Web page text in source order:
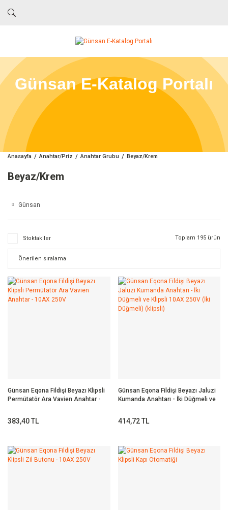
Günsan E-Katalog Portalı
Anasayfa Anahtar/Priz Anahtar Grubu Beyaz/Krem
Beyaz/Krem
Günsan
Stoktakiler Toplam 195 ürün
Günsan Eqona Fildişi Beyazı Klipsli
Permütatör Ara Vavien Anahtar -
383,40 TL
Günsan Eqona Fildişi Beyazı Jaluzi
Kumanda Anahtarı - İki Düğmeli ve
(klipsli)
414,72 TL